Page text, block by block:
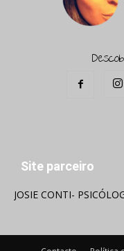
Site parceiro
JOSIE CONTI-